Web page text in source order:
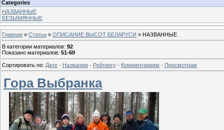
Categories
НАЗВАННЫЕ
БЕЗЫМЯННЫЕ
Главная » Статьи » ОПИСАНИЕ ВЫСОТ БЕЛАРУСИ » НАЗВАННЫЕ
В категории материалов: 92
Показано материалов: 51-60
Сортировать по: Дате · Названию · Рейтингу · Комментариям · Просмотрам
Гора Выбранка